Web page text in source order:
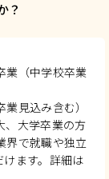
？
業（中学校卒業
見込み含む）
、大学卒業の方
界で就職や独立
ます。詳細は